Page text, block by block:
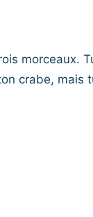
morceaux.
crabe, mais